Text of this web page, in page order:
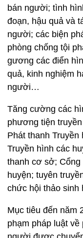
bán người; tình
đoạn, hậu quả và
người; các biện
phòng chống tội
gương các điển
quả, kinh nghiệm
người…
Tăng cường các
phương tiện
Phát thanh
Truyền hình các
thanh cơ sở;
huyện; tuyên
chức hội thảo
Mục tiêu đến năm
phạm pháp luật về